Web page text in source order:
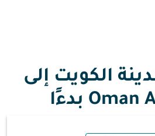
الكويت إلى